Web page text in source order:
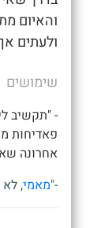
והאיום
ולעתים
שימושים
- "תקשיב
פאדיחות
אחרונה
-"מאמי, לא